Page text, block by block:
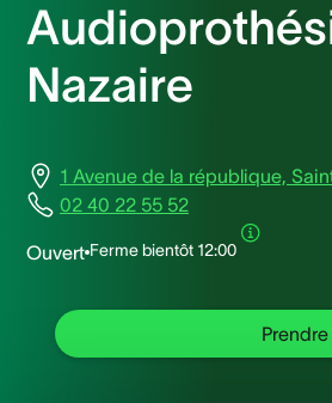
Nazaire
1 Avenue de la république,
02 40 22 55 52
Ouvert Ferme bientôt 12:00